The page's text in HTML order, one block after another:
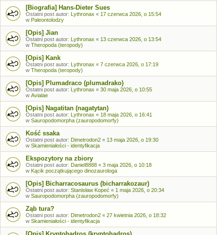
[Biografia] Hans-Dieter Sues
Ostatni post autor: Lythronax « 17 czerwca 2026, o 15:54
w Paleontolodzy
[Opis] Jian
Ostatni post autor: Lythronax « 13 czerwca 2026, o 13:54
w Theropoda (teropody)
[Opis] Kank
Ostatni post autor: Lythronax « 7 czerwca 2026, o 17:19
w Theropoda (teropody)
[Opis] Plumadraco (plumadrako)
Ostatni post autor: Lythronax « 30 maja 2026, o 10:55
w Avialae
[Opis] Nagatitan (nagatytan)
Ostatni post autor: Lythronax « 18 maja 2026, o 16:41
w Sauropodomorpha (zauropodomorfy)
Kość ssaka
Ostatni post autor: Dimetrodon2 « 13 maja 2026, o 19:30
w Skamieniałości - identyfikacja
Ekspozytory na zbiory
Ostatni post autor: Daniel8888 « 3 maja 2026, o 10:18
w Kącik początkującego dinozaurologa
[Opis] Bicharracosaurus (bicharrakozaur)
Ostatni post autor: Stanisław Kopeć « 1 maja 2026, o 20:34
w Sauropodomorpha (zauropodomorfy)
Ząb tura?
Ostatni post autor: Dimetrodon2 « 27 kwietnia 2026, o 18:32
w Skamieniałości - identyfikacja
[Opis] Kryptohadros (kryptohadros)